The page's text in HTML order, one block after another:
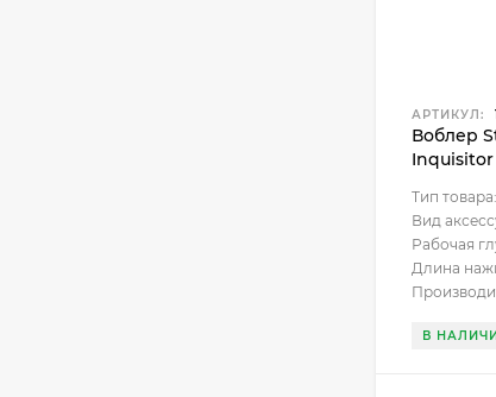
АРТИКУЛ:
Воблер
Inquisitor
Тип товара:
Вид
Рабочая
Длина
В